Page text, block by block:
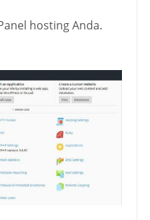
hosting Anda.